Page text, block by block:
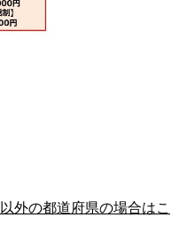
外の都道府県の場合はこ